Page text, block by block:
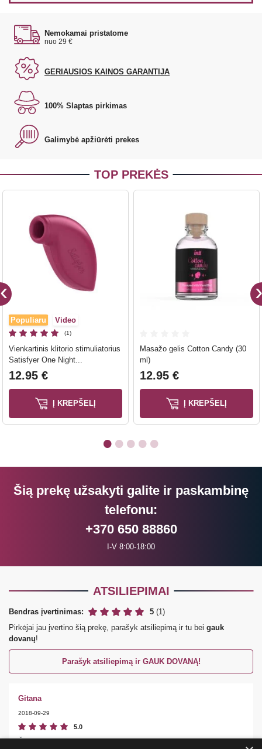
Nemokamai pristatome
nuo 29 €
GERIAUSIOS KAINOS GARANTIJA
100% Slaptas pirkimas
Galimybė apžiūrėti prekes
TOP PREKĖS
Populiaru Video
(1)
Vienkartinis klitorio stimuliatorius
Satisfyer One Night...
12.95 €
Į KREPŠELĮ
Masažo gelis Cotton Candy (30
ml)
12.95 €
Į KREPŠELĮ
Šią prekę užsakyti galite ir paskambinę
telefonu:
+370 650 88860
I-V 8:00-18:00
ATSILIEPIMAI
Bendras įvertinimas: 5 (1)
Pirkėjai jau įvertino šią prekę, parašyk atsiliepimą ir tu bei gauk
dovanų!
Parašyk atsiliepimą ir GAUK DOVANĄ!
Gitana
2018-09-29
5.0
Švelnus paviršius, maloniai vibruoja, jau tapo geriaisiu mano